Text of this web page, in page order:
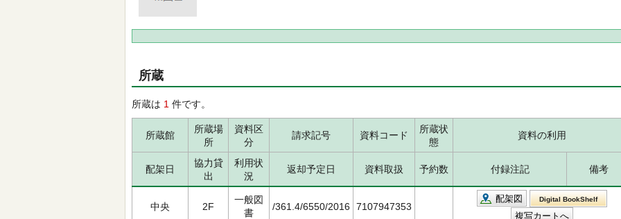
所蔵
所蔵は 1 件です。
所蔵館
所蔵場
所
資料区
分
請求記号 資料コード
所蔵状
態
資料の利用
配架日
協力貸
出
利用状
況
返却予定日 資料取扱 予約数 付録注記 備考
中央 2F
一般図
書
/361.4/6550/2016 7107947353
配架図 Digital BookShelf